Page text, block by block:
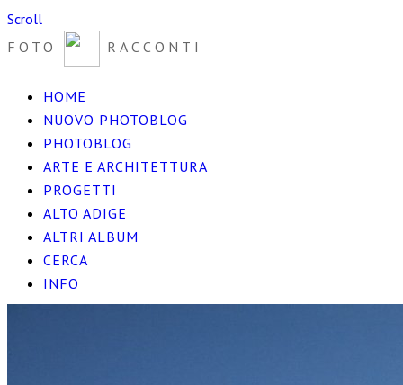
Scroll
FOTO
RACCONTI
HOME
NUOVO PHOTOBLOG
PHOTOBLOG
ARTE E ARCHITETTURA
PROGETTI
ALTO ADIGE
ALTRI ALBUM
CERCA
INFO